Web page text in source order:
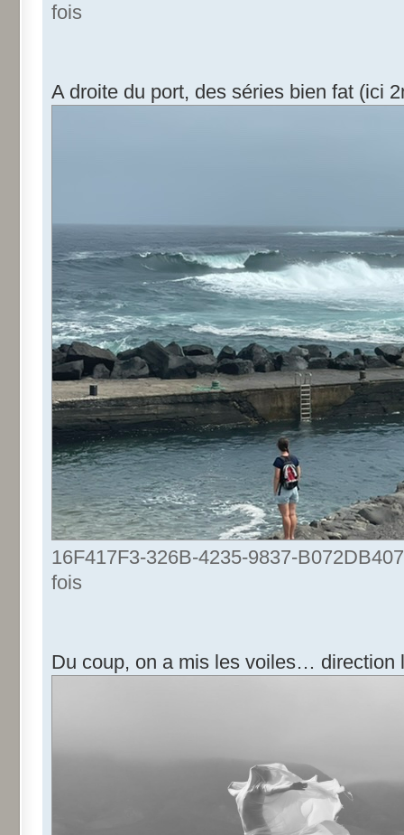
fois
A droite du port, des séries bien fat (ici
16F417F3-326B-4235-9837-
fois
Du coup, on a mis les voiles… direction